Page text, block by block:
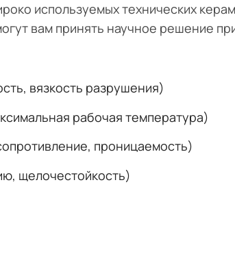
используемых технических
вам принять научное решение
вязкость разрушения)
рабочая температура)
проницаемость)
щелочестойкость)